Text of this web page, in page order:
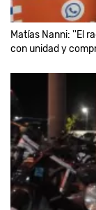
Matías Nanni: ''El
con unidad y